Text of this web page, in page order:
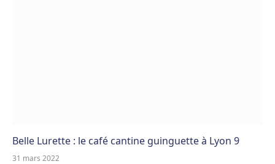
Belle Lurette : le café cantine guinguette à Lyon 9
31 mars 2022